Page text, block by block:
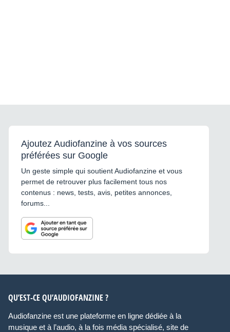
Ajoutez Audiofanzine à vos sources
préférées sur Google
Un geste simple qui soutient Audiofanzine et vous
permet de retrouver plus facilement tous nos
contenus : news, tests, avis, petites annonces,
forums...
QU’EST-CE QU’AUDIOFANZINE ?
Audiofanzine est une plateforme en ligne dédiée à la
musique et à l’audio, à la fois média spécialisé, site de